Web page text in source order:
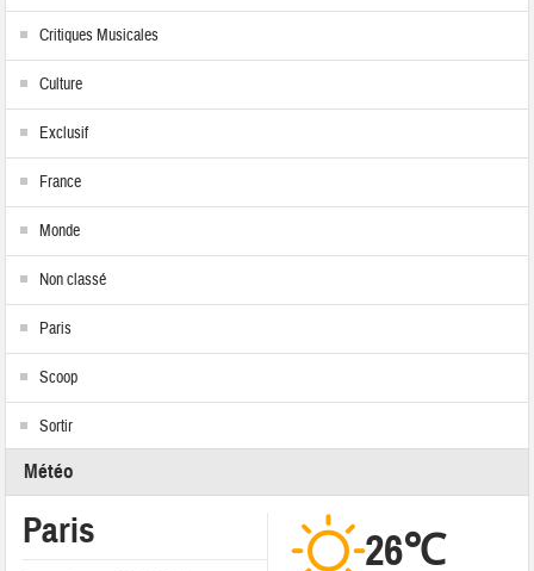
Critiques Musicales
Culture
Exclusif
France
Monde
Non classé
Paris
Scoop
Sortir
Météo
Paris 26℃